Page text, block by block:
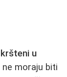
u
moraju biti